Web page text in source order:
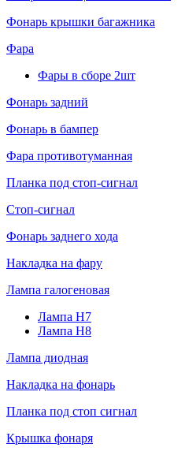
Фонарь крышки багажника
Фара
Фары в сборе 2шт
Фонарь задний
Фонарь в бампер
Фара противотуманная
Планка под стоп-сигнал
Стоп-сигнал
Фонарь заднего хода
Накладка на фару
Лампа галогеновая
Лампа H7
Лампа H8
Лампа диодная
Накладка на фонарь
Планка под стоп сигнал
Крышка фонаря